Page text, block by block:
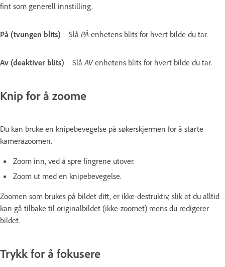
fint som generell innstilling.
På (tvungen blits) Slå PÅ enhetens blits for hvert bilde du tar.
Av (deaktiver blits) SlåAVenhetens blits for hvert bilde du tar.
Knip for å zoome
Du kan bruke en knipebevegelse på søkerskjermen for å starte
kamerazoomen.
Zoom inn, ved å spre fingrene utover.
Zoom ut med en knipebevegelse.
Zoomen som brukes på bildet ditt, er ikke-destruktiv, slik at du alltid
kan gå tilbake til originalbildet (ikke-zoomet) mens du redigerer
bildet.
Trykk for å fokusere